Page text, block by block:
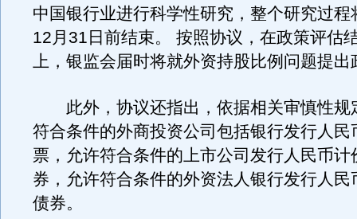
中国银行业进行科学性研究，整个研究过程
12月31日前结束。 按照协议，在政策评估
上，银监会届时将就外资持股比例问题提出
此外，协议还指出，依据相关审慎性规
符合条件的外商投资公司包括银行发行人民
票，允许符合条件的上市公司发行人民币计
券，允许符合条件的外资法人银行发行人民
债券。